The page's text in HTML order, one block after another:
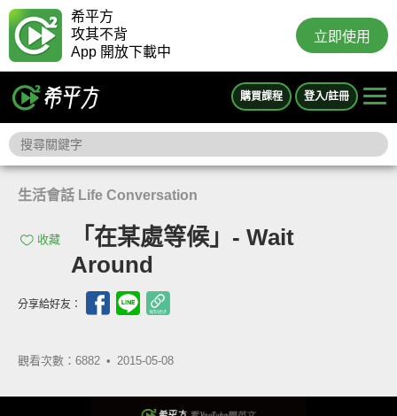
希平方
攻其不背
App 開放下載中
立即使用
購買課程 登入/註冊
生活會話 Life Conversation
收藏
「在某處等候」- Wait
Around
分享給好友：
觀看次數：6882 • 2015-05-08